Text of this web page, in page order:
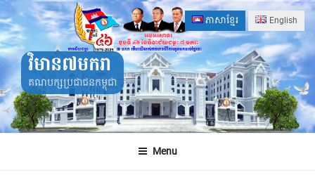
Skip
to
content
ភាសាខ្មែរ English
វិមាន៧មករា
គណបក្សប្រជាជនកម្ពុជា
Menu